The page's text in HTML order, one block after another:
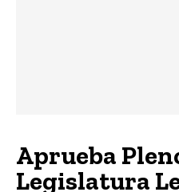
Aprueba
Legislatura